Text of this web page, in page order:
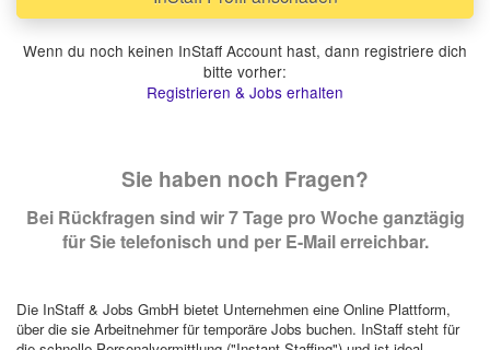
Wenn du noch keinen InStaff Account hast, dann registriere dich
bitte vorher:
Registrieren & Jobs erhalten
Sie haben noch Fragen?
Bei Rückfragen sind wir 7 Tage pro Woche ganztägig
für Sie telefonisch und per E-Mail erreichbar.
Die InStaff & Jobs GmbH bietet Unternehmen eine Online Plattform,
über die sie Arbeitnehmer für temporäre Jobs buchen. InStaff steht für